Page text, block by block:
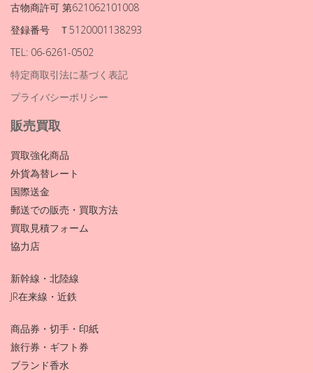
古物商許可 第621062101008
登録番号 Ｔ5120001138293
TEL: 06-6261-0502
特定商取引法に基づく表記
プライバシーポリシー
販売買取
買取強化商品
外貨為替レート
国際送金
郵送での販売・買取方法
買取見積フォーム
協力店
新幹線・北陸線
JR在来線・近鉄
商品券・切手・印紙
旅行券・ギフト券
ブランド香水